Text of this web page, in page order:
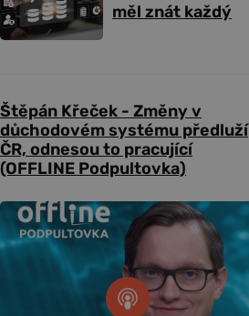
měl znát každý
Štěpán Křeček - Změny v
důchodovém systému předluží
ČR, odnesou to pracující
(OFFLINE Podpultovka)